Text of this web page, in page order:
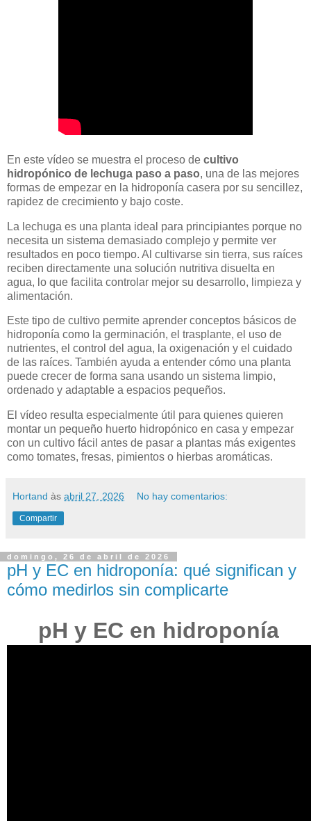
En este vídeo se muestra el proceso de cultivo
hidropónico de lechuga paso a paso, una de las mejores
formas de empezar en la hidroponía casera por su sencillez,
rapidez de crecimiento y bajo coste.
La lechuga es una planta ideal para principiantes porque no
necesita un sistema demasiado complejo y permite ver
resultados en poco tiempo. Al cultivarse sin tierra, sus raíces
reciben directamente una solución nutritiva disuelta en
agua, lo que facilita controlar mejor su desarrollo, limpieza y
alimentación.
Este tipo de cultivo permite aprender conceptos básicos de
hidroponía como la germinación, el trasplante, el uso de
nutrientes, el control del agua, la oxigenación y el cuidado
de las raíces. También ayuda a entender cómo una planta
puede crecer de forma sana usando un sistema limpio,
ordenado y adaptable a espacios pequeños.
El vídeo resulta especialmente útil para quienes quieren
montar un pequeño huerto hidropónico en casa y empezar
con un cultivo fácil antes de pasar a plantas más exigentes
como tomates, fresas, pimientos o hierbas aromáticas.
Hortand às abril 27, 2026 No hay comentarios:
Compartir
domingo, 26 de abril de 2026
pH y EC en hidroponía: qué significan y
cómo medirlos sin complicarte
pH y EC en hidroponía